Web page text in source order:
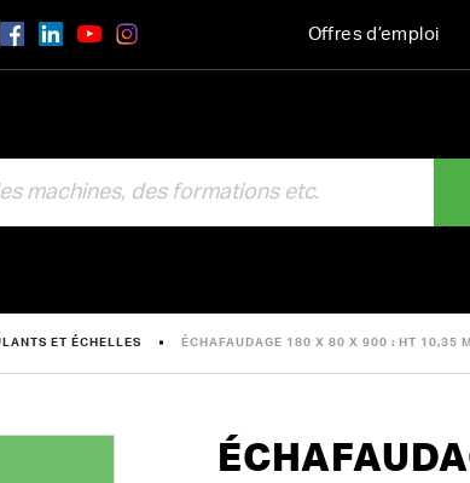
Offres d’emploi
ET ÉCHELLES ÉCHAFAUDAGE 180 X 80 X 900 : HT 10,35